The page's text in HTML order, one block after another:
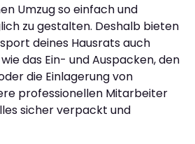
Umzug so einfach und
zu gestalten. Deshalb bieten
deines Hausrats auch
das Ein- und Auspacken, den
die Einlagerung von
professionellen Mitarbeiter
sicher verpackt und